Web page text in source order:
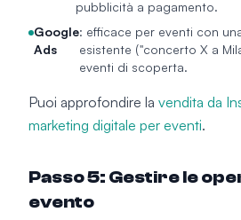
pubblicità a pagamento.
Google
Ads
: efficace per eventi con
esistente ("concerto X a
eventi di scoperta.
Puoi approfondire la vendita da
marketing digitale per eventi.
Passo 5: Gestire le
evento